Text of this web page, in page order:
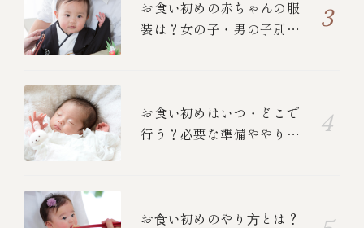
お食い初めの赤ちゃんの服
装は？女の子・男の子別の
お食い初めはいつ・どこで
行う？必要な準備ややり
お⾷い初めのやり⽅とは？